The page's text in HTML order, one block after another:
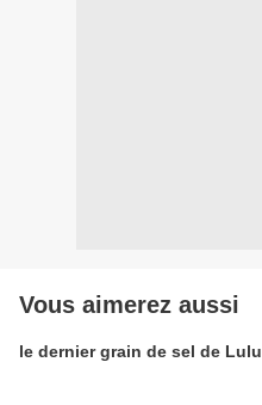
Vous aimerez aussi
le dernier grain de sel de Lulu